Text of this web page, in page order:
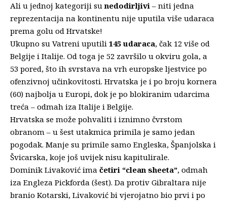
Ali u jednoj kategoriji sunedodirljivi – niti jedna
reprezentacija na kontinentu nije uputila više udaraca
prema golu od Hrvatske!
Ukupno su Vatreni uputili 145 udaraca, čak 12 više od
Belgije i Italije. Od toga je 52 završilo u okviru gola, a
53 pored, što ih svrstava na vrh europske ljestvice po
ofenzivnoj učinkovitosti. Hrvatska je i po broju kornera
(60) najbolja u Europi, dok je po blokiranim udarcima
treća – odmah iza Italije i Belgije.
Hrvatska se može pohvaliti i iznimno čvrstom
obranom – u šest utakmica primila je samo jedan
pogodak. Manje su primile samo Engleska, Španjolska i
Švicarska, koje još uvijek nisu kapitulirale.
Dominik Livaković ima četiri “clean sheeta”, odmah
iza Engleza Pickforda (šest). Da protiv Gibraltara nije
branio Kotarski, Livaković bi vjerojatno bio prvi i po